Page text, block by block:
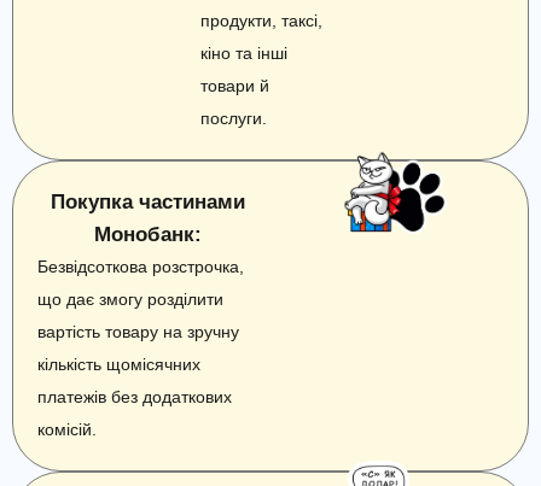
продукти, таксі,
кіно та інші
товари й
послуги.
Покупка частинами
Монобанк:
Безвідсоткова розстрочка,
що дає змогу розділити
вартість товару на зручну
кількість щомісячних
платежів без додаткових
комісій.